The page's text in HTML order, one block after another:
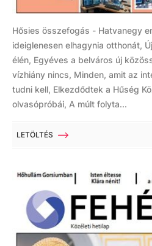
Hősies összefogás - Hatvanegy
ideiglenesen elhagynia otthonát,
élén, Egyéves a belváros új
vízhiány nincs, Minden, amit az
tudni kell, Elkezdődtek a Hűség
olvasópróbái, A múlt folyta...
LETÖLTÉS